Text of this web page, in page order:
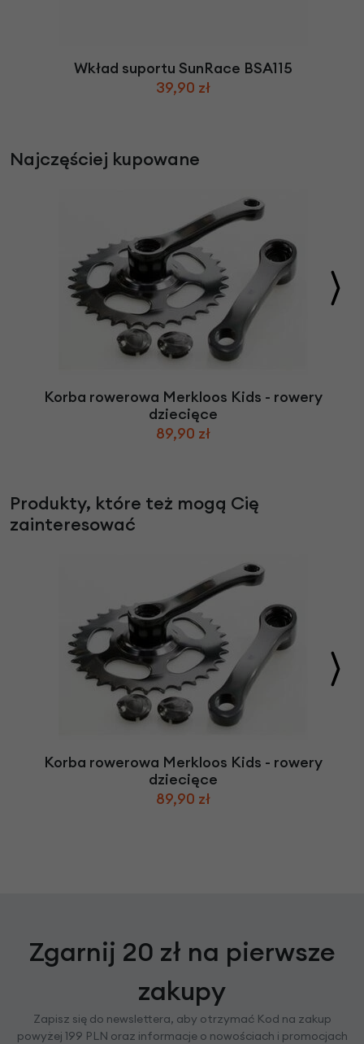
Wkład suportu SunRace BSA115
39,90 zł
Najczęściej kupowane
Korba rowerowa Merkloos Kids - rowery
dziecięce
89,90 zł
Produkty, które też mogą Cię
zainteresować
Korba rowerowa Merkloos Kids - rowery
dziecięce
89,90 zł
Zgarnij 20 zł na pierwsze
zakupy
Zapisz się do newslettera, aby otrzymać Kod na zakup
powyżej 199 PLN oraz informacje o nowościach i promocjach